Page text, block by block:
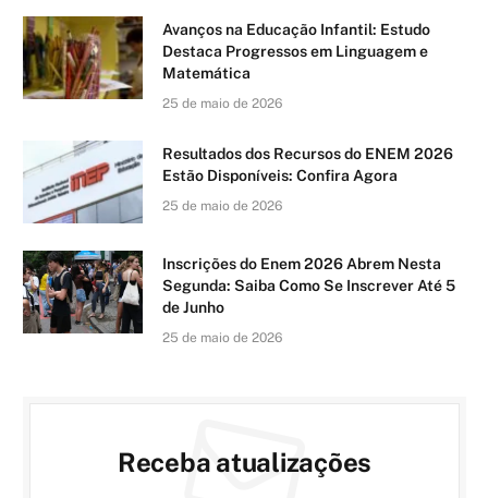
Avanços na Educação Infantil: Estudo
Destaca Progressos em Linguagem e
Matemática
25 de maio de 2026
Resultados dos Recursos do ENEM 2026
Estão Disponíveis: Confira Agora
25 de maio de 2026
Inscrições do Enem 2026 Abrem Nesta
Segunda: Saiba Como Se Inscrever Até 5
de Junho
25 de maio de 2026
Receba atualizações